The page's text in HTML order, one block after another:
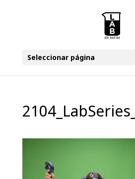
Seleccionar página